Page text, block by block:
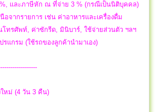
และภาษีหัก ณ ที่จ่าย 3 % (กรณีเป็นนิติบุคคล)
อจากรายการ เช่น ค่าอาหารและเครื่องดื่ม
โทรศัพท์, ค่าซักรีด, มินิบาร์, ใช้จ่ายส่วนตัว ฯลฯ
รแกรม (ใช้รถของลูกค้านำมาเอง)
หม่ (4 วัน 3 คืน)